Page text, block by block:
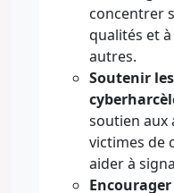
concentrer
qualités et
autres.
Soutenir
soutien aux
victimes de
aider à